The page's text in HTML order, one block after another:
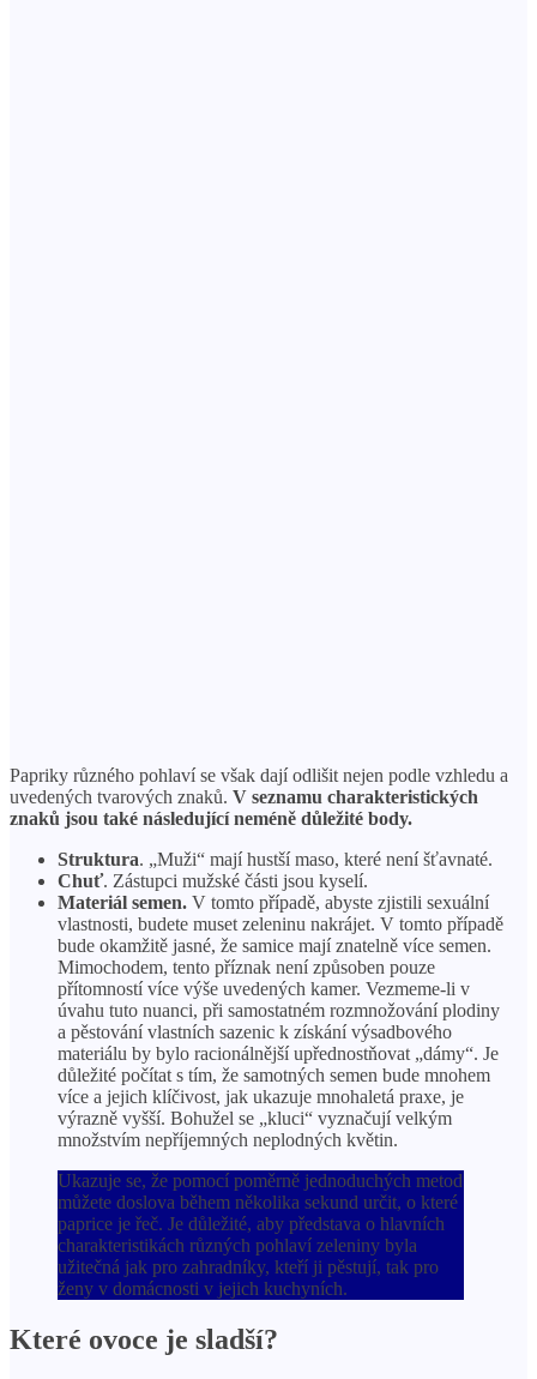
Papriky různého pohlaví se však dají odlišit nejen podle vzhledu a
uvedených tvarových znaků. V seznamu charakteristických
znaků jsou také následující neméně důležité body.
Struktura. „Muži“ mají hustší maso, které není šťavnaté.
Chuť. Zástupci mužské části jsou kyselí.
Materiál semen. V tomto případě, abyste zjistili sexuální
vlastnosti, budete muset zeleninu nakrájet. V tomto případě
bude okamžitě jasné, že samice mají znatelně více semen.
Mimochodem, tento příznak není způsoben pouze
přítomností více výše uvedených kamer. Vezmeme-li v
úvahu tuto nuanci, při samostatném rozmnožování plodiny
a pěstování vlastních sazenic k získání výsadbového
materiálu by bylo racionálnější upřednostňovat „dámy“. Je
důležité počítat s tím, že samotných semen bude mnohem
více a jejich klíčivost, jak ukazuje mnohaletá praxe, je
výrazně vyšší. Bohužel se „kluci“ vyznačují velkým
množstvím nepříjemných neplodných květin.
Ukazuje se, že pomocí poměrně jednoduchých metod
můžete doslova během několika sekund určit, o které
paprice je řeč. Je důležité, aby představa o hlavních
charakteristikách různých pohlaví zeleniny byla
užitečná jak pro zahradníky, kteří ji pěstují, tak pro
ženy v domácnosti v jejich kuchyních.
Které ovoce je sladší?